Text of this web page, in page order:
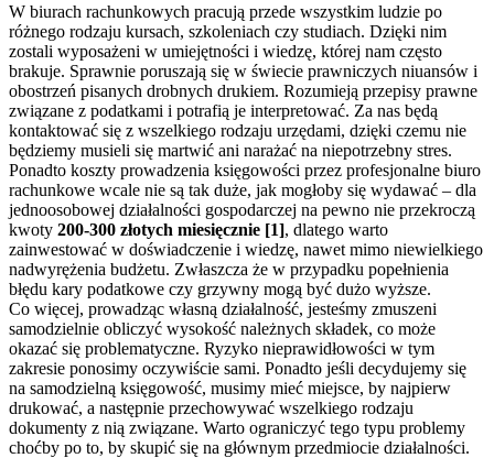
W biurach rachunkowych pracują przede wszystkim ludzie po
różnego rodzaju kursach, szkoleniach czy studiach. Dzięki nim
zostali wyposażeni w umiejętności i wiedzę, której nam często
brakuje. Sprawnie poruszają się w świecie prawniczych niuansów i
obostrzeń pisanych drobnych drukiem. Rozumieją przepisy prawne
związane z podatkami i potrafią je interpretować. Za nas będą
kontaktować się z wszelkiego rodzaju urzędami, dzięki czemu nie
będziemy musieli się martwić ani narażać na niepotrzebny stres.
Ponadto koszty prowadzenia księgowości przez profesjonalne biuro
rachunkowe wcale nie są tak duże, jak mogłoby się wydawać – dla
jednoosobowej działalności gospodarczej na pewno nie przekroczą
kwoty 200-300 złotych miesięcznie [1], dlatego warto
zainwestować w doświadczenie i wiedzę, nawet mimo niewielkiego
nadwyrężenia budżetu. Zwłaszcza że w przypadku popełnienia
błędu kary podatkowe czy grzywny mogą być dużo wyższe.
Co więcej, prowadząc własną działalność, jesteśmy zmuszeni
samodzielnie obliczyć wysokość należnych składek, co może
okazać się problematyczne. Ryzyko nieprawidłowości w tym
zakresie ponosimy oczywiście sami. Ponadto jeśli decydujemy się
na samodzielną księgowość, musimy mieć miejsce, by najpierw
drukować, a następnie przechowywać wszelkiego rodzaju
dokumenty z nią związane. Warto ograniczyć tego typu problemy
choćby po to, by skupić się na głównym przedmiocie działalności.